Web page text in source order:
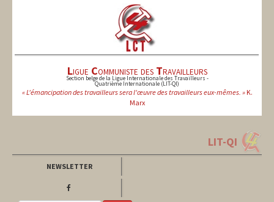
Ligue Communiste des Travailleurs
Section belge de la Ligue Internationale des Travailleurs -
Quatrième Internationale (LIT-QI)
« L'émancipation des travailleurs sera l'œuvre des travailleurs eux-mêmes. »K.
Marx
LIT-QI
NEWSLETTER